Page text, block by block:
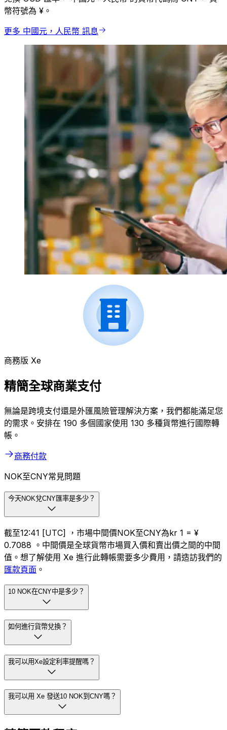
幣符號為 ¥。
更多 中國元，人民幣 訊息
商務版 Xe
精簡全球商業支付
無論是跨境支付還是外匯風險管理解決方案，我們都能滿足您
的需求。安排在 190 多個國家使用 130 多種貨幣進行國際轉
帳。
商務付款
NOK至CNY常見問題
今天NOK兌CNY匯率是多少？
截至12:41 [UTC] ，市場中間價NOK至CNY為kr 1 = ¥
0.7088 。中間價是全球貨幣市場買入價和賣出價之間的中間
值。想了解使用 Xe 進行此轉帳需要多少費用，請造訪我們的
匯款頁面 。
10 NOK在CNY中是多少？
如何進行貨幣兌換？
我可以用Xe設定利率提醒嗎？
我可以用 Xe 發送10 NOK到CNY嗎？